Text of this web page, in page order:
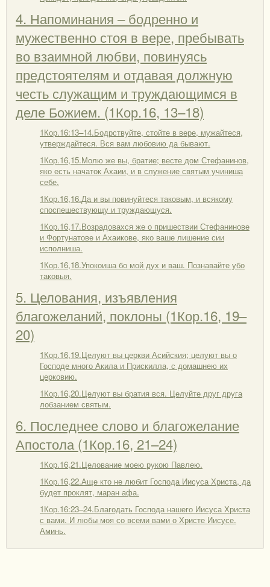
4. Напоминания – бодренно и
мужественно стоя в вере, пребывать
во взаимной любви, повинуясь
предстоятелям и отдавая должную
честь служащим и труждающимся в
деле Божием. (1Кор.16, 13–18)
1Кор.16:13–14.Бодрствуйте, стойте в вере, мужайтеся,
утверждайтеся. Вся вам любовию да бывают.
1Кор.16,15.Молю же вы, братие; весте дом Стефанинов,
яко есть начаток Ахаии, и в служение святым учиниша
себе.
1Кор.16,16.Да и вы повинуйтеся таковым, и всякому
споспешествующу и труждающуся.
1Кор.16,17.Возрадовахся же о пришествии Стефанинове
и Фортунатове и Ахаикове, яко ваше лишение сии
исполниша.
1Кор.16,18.Упокоиша бо мой дух и ваш. Познавайте убо
таковыя.
5. Целования, изъявления
благожеланий, поклоны (1Кор.16, 19–
20)
1Кор.16,19.Целуют вы церкви Асийския; целуют вы о
Господе много Акила и Прискилла, с домашнею их
церковию.
1Кор.16,20.Целуют вы братия вся. Целуйте друг друга
лобзанием святым.
6. Последнее слово и благожелание
Апостола (1Кор.16, 21–24)
1Кор.16,21.Целование моею рукою Павлею.
1Кор.16,22.Аще кто не любит Господа Иисуса Христа, да
будет проклят, маран афа.
1Кор.16:23–24.Благодать Господа нашего Иисуса Христа
с вами. И любы моя со всеми вами о Христе Иисусе.
Аминь.